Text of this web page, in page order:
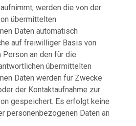
werden die von der
übermittelten
Daten automatisch
auf freiwilliger Basis von
an den für die
übermittelten
Daten werden für Zwecke
der Kontaktaufnahme zur
gespeichert. Es erfolgt keine
personenbezogenen Daten an